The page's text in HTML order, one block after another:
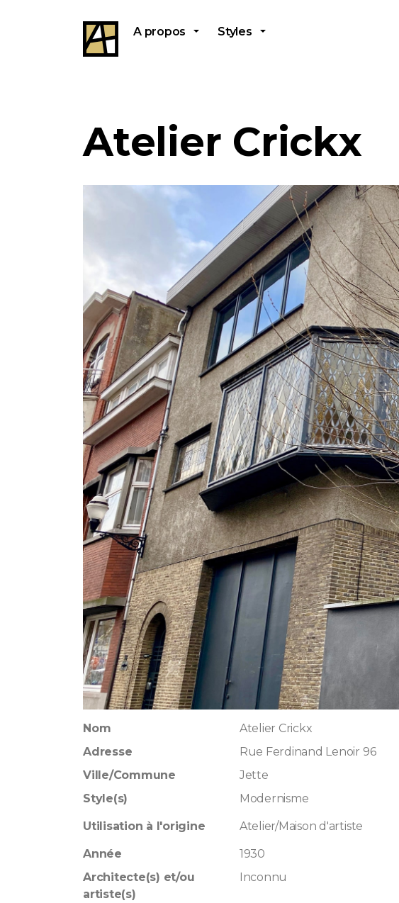
A propos Styles
Atelier Crickx
Nom
Atelier Crickx
Adresse
Rue Ferdinand Lenoir 96
Ville/Commune
Jette
Style(s)
Modernisme
Utilisation à l'origine Atelier/Maison d'artiste
Année
1930
Architecte(s) et/ou
artiste(s)
Inconnu